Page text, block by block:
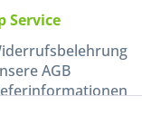
Service
AGB